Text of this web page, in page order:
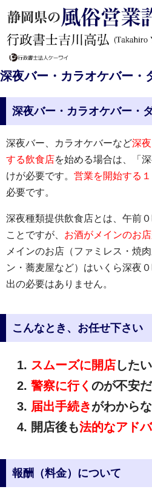
深夜バー・カラオケバー・
深夜バー・カラオケバー・
深夜バー、カラオケバーなど深
する飲食店を始める場合は、「
けが必要です。 営業を開始する
必要です。
深夜種類提供飲食店とは、午前
ことですが、 お酒がメインのお
メインのお店（ファミレス・焼
ン・蕎麦屋など）はいくら深夜
出の必要はありません。
こんなとき、お任せ下さい
スムーズに開店したい
警察に行く のが不安だ
届出手続きがわから
開店後も法的なアド
報酬（料金）について